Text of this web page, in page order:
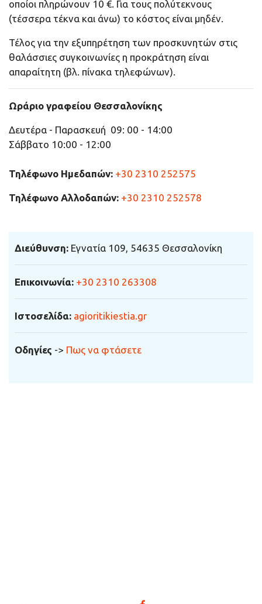
οποίοι πληρώνουν 10 €. Για τους πολύτεκνους
(τέσσερα τέκνα και άνω) το κόστος είναι μηδέν.
Τέλος για την εξυπηρέτηση των προσκυνητών στις
θαλάσσιες συγκοινωνίες η προκράτηση είναι
απαραίτητη (βλ. πίνακα τηλεφώνων).
Ωράριο γραφείου Θεσσαλονίκης
Δευτέρα - Παρασκευή 09: 00 - 14:00
Σάββατο 10:00 - 12:00
Τηλέφωνο Ημεδαπών: +30 2310 252575
Τηλέφωνο Αλλοδαπών: +30 2310 252578
Διεύθυνση: Εγνατία 109, 54635 Θεσσαλονίκη
Επικοινωνία: +30 2310 263308
Ιστοσελίδα: agioritikiestia.gr
Οδηγίες -> Πως να φτάσετε